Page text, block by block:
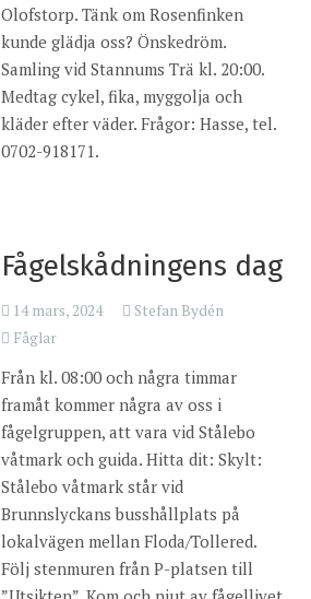
Olofstorp. Tänk om Rosenfinken
kunde glädja oss? Önskedröm.
Samling vid Stannums Trä kl. 20:00.
Medtag cykel, fika, myggolja och
kläder efter väder. Frågor: Hasse, tel.
0702-918171.
Fågelskådningens dag
14 mars, 2024
Stefan Bydén
Fåglar
Från kl. 08:00 och några timmar
framåt kommer några av oss i
fågelgruppen, att vara vid Stålebo
våtmark och guida. Hitta dit: Skylt:
Stålebo våtmark står vid
Brunnslyckans busshållplats på
lokalvägen mellan Floda/Tollered.
Följ stenmuren från P-platsen till